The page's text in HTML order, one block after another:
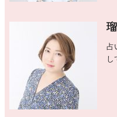
占
し